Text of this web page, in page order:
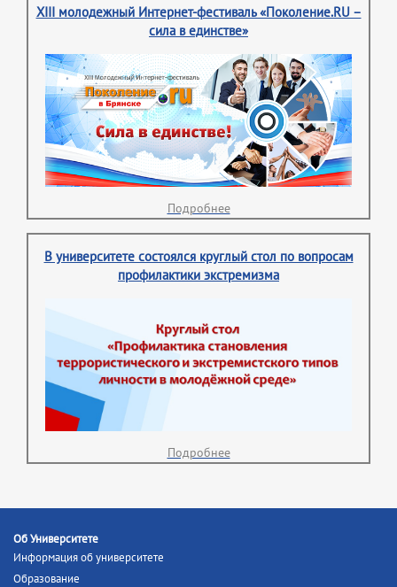
XIII молодежный Интернет-фестиваль «Поколение.RU –
сила в единстве»
Подробнее
В университете состоялся круглый стол по вопросам
профилактики экстремизма
Подробнее
Об Университете
Информация об университете
Образование